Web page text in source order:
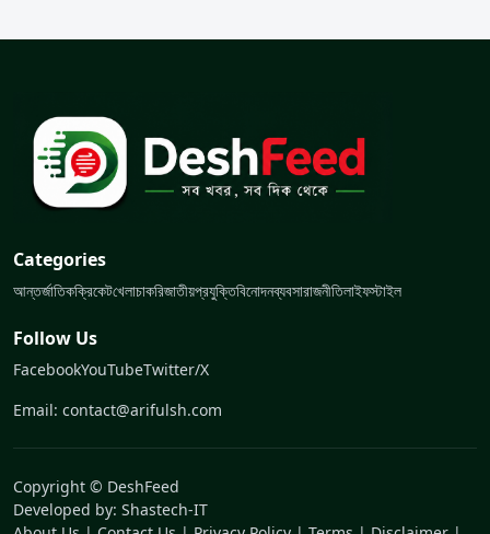
Categories
আন্তর্জাতিকক্রিকেটখেলাচাকরিজাতীয়প্রযুক্তিবিনোদনব্যবসারাজনীতিলাইফস্টাইল
Follow Us
FacebookYouTubeTwitter/X
Email: contact@arifulsh.com
Copyright © DeshFeed
Developed by: Shastech-IT